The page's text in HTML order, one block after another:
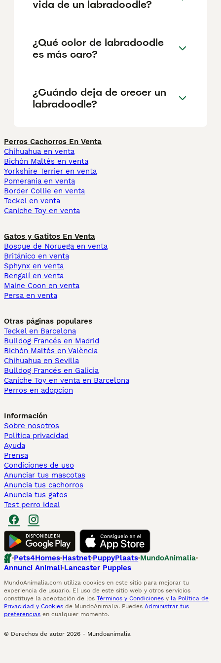
vida de un labradoodle?
¿Qué color de labradoodle
es más caro?
¿Cuándo deja de crecer un
labradoodle?
Perros Cachorros En Venta
Chihuahua en venta
Bichón Maltés en venta
Yorkshire Terrier en venta
Pomerania en venta
Border Collie en venta
Teckel en venta
Caniche Toy en venta
Gatos y Gatitos En Venta
Bosque de Noruega en venta
Británico en venta
Sphynx en venta
Bengalí en venta
Maine Coon en venta
Persa en venta
Otras páginas populares
Teckel en Barcelona
Bulldog Francés en Madrid
Bichón Maltés en València
Chihuahua en Sevilla
Bulldog Francés en Galicia
Caniche Toy en venta en Barcelona
Perros en adopcion
Información
Sobre nosotros
Politica privacidad
Ayuda
Prensa
Condiciones de uso
Anunciar tus mascotas
Anuncia tus cachorros
Anuncia tus gatos
Test perro ideal
Pets4Homes Hastnet PuppyPlaats MundoAnimalia
Annunci Animali Lancaster Puppies
MundoAnimalia.com utiliza cookies en este sitio para mejorar tu
experiencia de usuario. El uso de este sitio web y otros servicios
constituye la aceptación de los Términos y Condiciones y la Política de
Privacidad y Cookies de MundoAnimalia. Puedes Administrar tus
preferencias en cualquier momento.
© Derechos de autor 2026 - Mundoanimalia